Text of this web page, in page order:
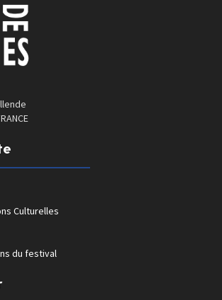
Culturelles
du festival